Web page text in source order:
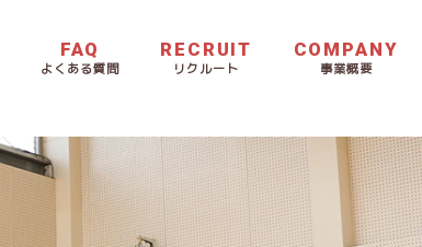
FAQ
よくある質問
RECRUIT
リクルート
COMPANY
事業概要